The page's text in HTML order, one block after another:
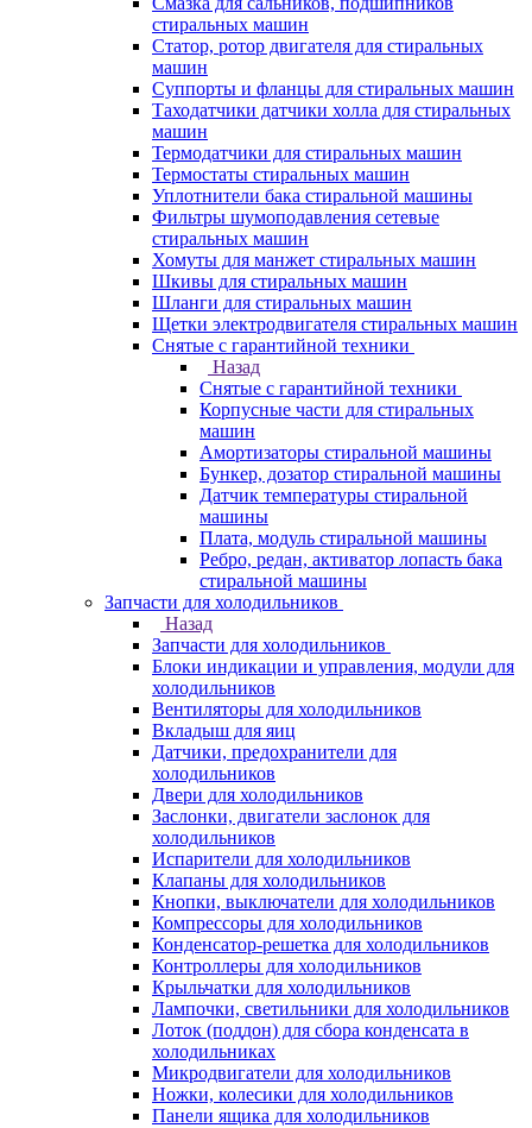
стиральных машин
Статор, ротор двигателя для стиральных
машин
Суппорты и фланцы для стиральных машин
Таходатчики датчики холла для стиральных
машин
Термодатчики для стиральных машин
Термостаты стиральных машин
Уплотнители бака стиральной машины
Фильтры шумоподавления сетевые
стиральных машин
Хомуты для манжет стиральных машин
Шкивы для стиральных машин
Шланги для стиральных машин
Щетки электродвигателя стиральных машин
Снятые с гарантийной техники
Назад
Снятые с гарантийной техники
Корпусные части для стиральных
машин
Амортизаторы стиральной машины
Бункер, дозатор стиральной машины
Датчик температуры стиральной
машины
Плата, модуль стиральной машины
Ребро, редан, активатор лопасть бака
стиральной машины
Запчасти для холодильников
Назад
Запчасти для холодильников
Блоки индикации и управления, модули для
холодильников
Вентиляторы для холодильников
Вкладыш для яиц
Датчики, предохранители для
холодильников
Двери для холодильников
Заслонки, двигатели заслонок для
холодильников
Испарители для холодильников
Клапаны для холодильников
Кнопки, выключатели для холодильников
Компрессоры для холодильников
Конденсатор-решетка для холодильников
Контроллеры для холодильников
Крыльчатки для холодильников
Лампочки, светильники для холодильников
Лоток (поддон) для сбора конденсата в
холодильниках
Микродвигатели для холодильников
Ножки, колесики для холодильников
Панели ящика для холодильников